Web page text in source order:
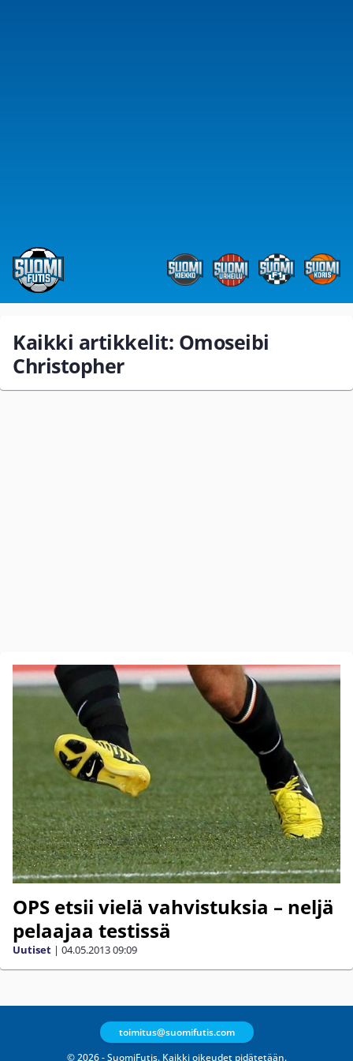
Kaikki artikkelit: Omoseibi
Christopher
OPS etsii vielä vahvistuksia – neljä
pelaajaa testissä
Uutiset | 04.05.201309:09
© 2026 - SuomiFutis. Kaikki oikeudet pidätetään.
toimitus@suomifutis.com